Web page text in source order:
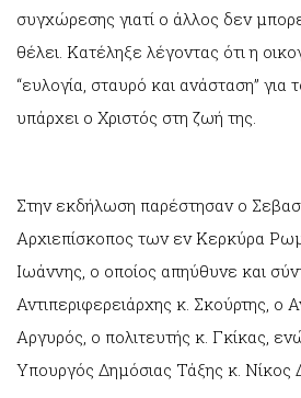
συγχώρεσης γιατί ο άλλος δεν
θέλει. Κατέληξε λέγοντας ότι η
“ευλογία, σταυρό και ανάσταση”
υπάρχει ο Χριστός στη ζωή της.
Στην εκδήλωση παρέστησαν ο
Αρχιεπίσκοπος των εν Κερκύρα
Ιωάννης, ο οποίος απηύθυνε και
Αντιπεριφερειάρχης κ. Σκούρτης, ο
Αργυρός, ο πολιτευτής κ. Γκίκας,
Υπουργός Δημόσιας Τάξης κ. Νίκος